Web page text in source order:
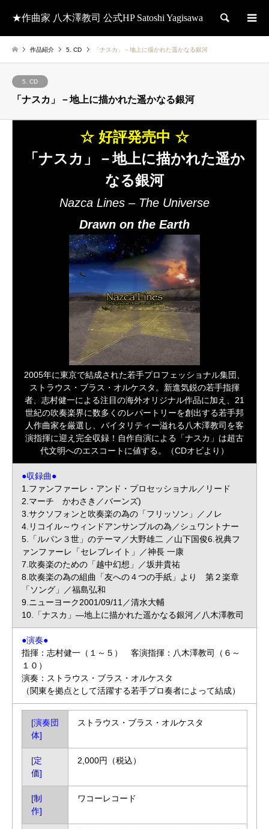
★作曲家 八木澤教司 公式HP Satoshi Yagisawa 検索
作品紹介 5. CD 「ナスカ」－地上に描かれた遥かなる銀河
5. CD
「ナスカ」－地上に描かれた遥かなる銀河
☆ 好評発売中 ☆
「ナスカ」－地上に描かれた遥か
なる銀河
Nazca Lines – The Universe
Drawn on the Earth
2005年に東京で結成された若手プロフェッショナル集団、
ストラウス・ブラス・オルケスタ。新進気鋭の若手指揮
者、志村健一による注目の海外オリジナル作品に加え、21
世紀の吹奏楽界に数多くのレパートリーを創出する若手邦
人作曲家を厳選し、バイタリティー溢れる八木澤教司を客
演指揮に迎え完全収録！自作自演による「ナスカ」は超古
代文明へのエスコートに値する。（CDオビより）
●収録曲●
1.ファンファーレ・アンド・プロセッショナル／リード
2.マーチ かわさき／バーンズ)
3.サクソフォンと吹奏楽の為の「フリッソン」／ノレ
4.リコイル～ウィンドアンサンブルの為／シュワントナー
5.「ルパン３世」のテーマ／大野雄二 ／山下国俊6.祝典フ
ァンファーレ「セレブレイト」／神長 一康
7.吹奏楽のための「越中幻想」／坂井貴祐
8.吹奏楽の為の組曲「友への４つの手紙」より 第２楽章
「ソング」／福島弘和
9.ニューヨーク2001/09/11／清水大輔
10.「ナスカ」―地上に描かれた遥かなる銀河／八木澤教司
●演奏●
指揮：志村健一（１～５） 客演指揮：八木澤教司（６～
１０）
演奏：ストラウス・ブラス・オルケスタ
（関東を拠点として活躍する若手プロ奏者によって結成）
[演奏団
体]
ストラウス・ブラス・オルケスタ
[定
価]
2,000円（税込）
[制
作]
ワコーレコード